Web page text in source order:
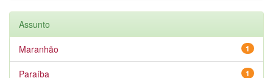
Assunto
1
Maranhão
1
Paraíba